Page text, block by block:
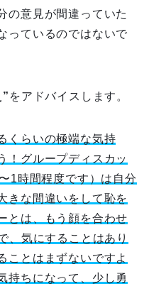
の意見が間違っていた
っているのではないで
をアドバイスします。
くらいの極端な気持
！グループディスカッ
1時間程度です）は自分
きな間違いをして恥を
とは、もう顔を合わせ
、気にすることはあり
ことはまずないですよ
持ちになって、少し勇